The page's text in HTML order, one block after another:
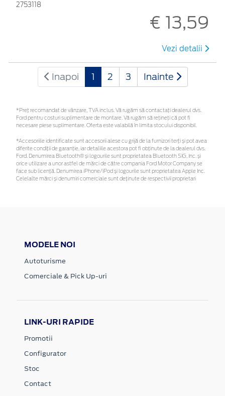
2753118
€ 13,59
Vezi detalii
Inapoi 1 2 3 Inainte
*Preţ recomandat de vânzare, TVA inclus. Vă rugăm să contactaţi dealerul dvs.
Ford pentru costuri suplimentare de montare. Vă rugăm să rețineți că pot fi
necesare piese suplimentare. Oferta este valabilă în limita stocului disponibil.
*Accesoriile identificate sunt accesorii alese cu grijă de la furnizori terți și pot avea
diferite condiții de garanție, iar detaliile acestora pot fi obținute de la dealerul dvs.
Ford. Denumirea Bluetooth® și logourile sunt proprietatea Bluetooth SIG, Inc. și
orice utilizare a unor astfel de mărci de către compania Ford Motor Company se
face sub licență. Denumirea iPhone/iPod și logourile sunt proprietatea Apple Inc.
Celelalte mărci și denumiri comerciale sunt deținute de respectivii proprietari
MODELE NOI
Autoturisme
Comerciale & Pick Up-uri
LINK-URI RAPIDE
Promotii
Configurator
Stoc
Contact